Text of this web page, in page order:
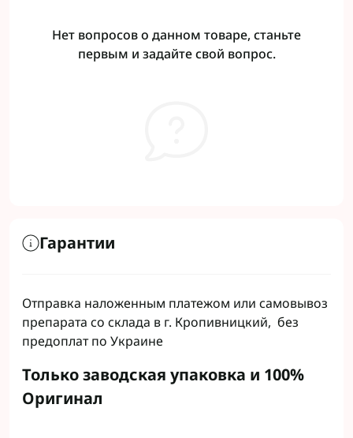
Нет вопросов о данном товаре, станьте
первым и задайте свой вопрос.
Гарантии
Отправка наложенным платежом или самовывоз
препарата со склада в г. Кропивницкий, без
предоплат по Украине
Только заводская упаковка и 100%
Оригинал